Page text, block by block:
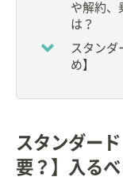
や解約、
は？
スタンダ
め】
スタンダー
要？】入るべ